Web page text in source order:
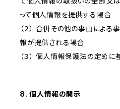
って個人情報を提供する場合
（２） 合併その他の事由によ
報が提供される場合
（３） 個人情報保護法の定め
8. 個人情報の開示